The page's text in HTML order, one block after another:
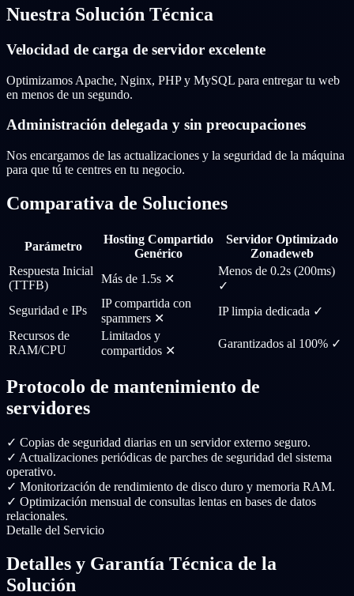
Nuestra Solución Técnica
Velocidad de carga de servidor excelente
Optimizamos Apache, Nginx, PHP y MySQL para entregar tu web
en menos de un segundo.
Administración delegada y sin preocupaciones
Nos encargamos de las actualizaciones y la seguridad de la máquina
para que tú te centres en tu negocio.
Comparativa de Soluciones
Parámetro
Hosting Compartido
Genérico
Servidor Optimizado
Zonadeweb
Respuesta Inicial
(TTFB)
Más de 1.5s ✕
Menos de 0.2s (200ms)
✓
Seguridad e IPs
IP compartida con
spammers ✕
IP limpia dedicada ✓
Recursos de
RAM/CPU
Limitados y
compartidos ✕
Garantizados al 100% ✓
Protocolo de mantenimiento de
servidores
✓ Copias de seguridad diarias en un servidor externo seguro.
✓ Actualizaciones periódicas de parches de seguridad del sistema
operativo.
✓ Monitorización de rendimiento de disco duro y memoria RAM.
✓ Optimización mensual de consultas lentas en bases de datos
relacionales.
Detalle del Servicio
Detalles y Garantía Técnica de la
Solución